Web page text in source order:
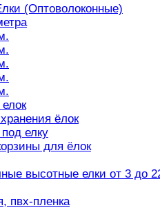
(Оптоволоконные)
ёлок
елку
для ёлок
высотные елки от 3 до
пвх-пленка